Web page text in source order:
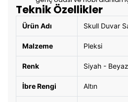
Teknik Özellikler
Ürün Adı Skull Duvar
Malzeme Pleksi
Renk Siyah - Beyaz
İbre Rengi Altın